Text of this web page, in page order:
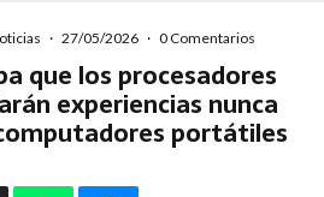
· 27/05/2026 · 0 Comentarios
que los procesadores
experiencias nunca
portátiles